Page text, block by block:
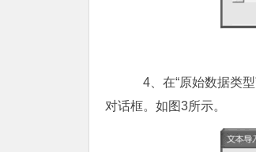
4、在“原始数据类型
对话框。如图3所示。